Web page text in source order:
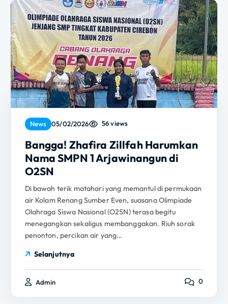
News 05/02/2026 56 views
Bangga! Zhafira Zillfah Harumkan
Nama SMPN 1 Arjawinangun di
O2SN
Di bawah terik matahari yang memantul di permukaan
air Kolam Renang Sumber Even, suasana Olimpiade
Olahraga Siswa Nasional (O2SN) terasa begitu
menegangkan sekaligus membanggakan. Riuh sorak
penonton, percikan air yang…
Selanjutnya
Admin 0